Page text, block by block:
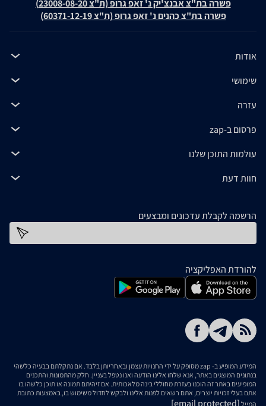
פשרה בת"צ אבנצ'יק נ' זאפ גרופ (ת"צ 23008-08-20)
פשרה בת"צ כהנים נ' זאפ גרופ (ת"צ 60371-12-19)
אודות
שימושי
עזרה
פרסום ב-zap
עולמות התוכן שלנו
חוות דעת
הרשמה לקבלת עדכונים ומבצעים
להורדת האפליקציה
המידע המופיע ב- zap מסופק על ידי החנויות עצמן ובאחריותן בלבד. אם נתקלתם בבעיה כלשהי
בנתונים המוצגים באתר, אנא שלחו אלינו הודעה ואנו נטפל בעניין. חלק מהתמונות והתכנים
המופיעים באתר זה הוכנו בעזרת מחוללי בינה מלאכותית. אם זיהיתם תמונה או תוכן כלשהו בו
אתם בעלי זכויות יוצרים, אתם רשאים לפנות אלינו ולבקש לחדול משימוש בו, באמצעות כתובת
המייל [email protected]